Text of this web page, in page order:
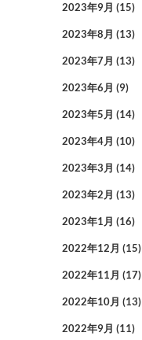
2023年9月 (15)
2023年8月 (13)
2023年7月 (13)
2023年6月 (9)
2023年5月 (14)
2023年4月 (10)
2023年3月 (14)
2023年2月 (13)
2023年1月 (16)
2022年12月 (15)
2022年11月 (17)
2022年10月 (13)
2022年9月 (11)